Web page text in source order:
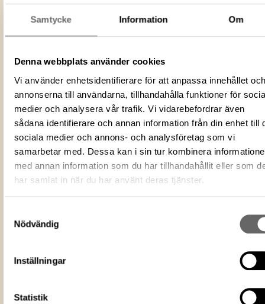
Samtycke Information Om
Denna webbplats använder cookies
Vi använder enhetsidentifierare för att anpassa innehållet och
annonserna till användarna, tillhandahålla funktioner för
medier och analysera vår trafik. Vi vidarebefordrar även
sådana identifierare och annan information från din enhet till
sociala medier och annons- och analysföretag som vi
samarbetar med. Dessa kan i sin tur kombinera
med annan information som du har tillhandahållit eller som
har samlat in när du har använt deras tjänster.
Nödvändig
Inställningar
Statistik
Förmålsbenämning
A3-kam
Kam
Stödskena
Tandplatta
Föremålsnummer
107074_HST
Mediatyp
image/jpeg
ID‑nummer
B667F49B-56B3-4361-AD90-
847730D523CA
Du får bearbeta och dela verket
ändamål, även kommersiella, så
licensgivare. CC BY 4.0
https://samlingar.shm.se/media/